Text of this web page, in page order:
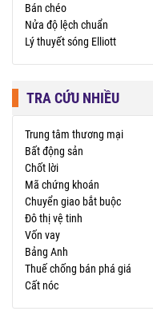
Bán chéo
Nửa độ lệch chuẩn
Lý thuyết sóng Elliott
TRA CỨU NHIỀU
Trung tâm thương mại
Bất động sản
Chốt lời
Mã chứng khoán
Chuyển giao bắt buộc
Đô thị vệ tinh
Vốn vay
Bảng Anh
Thuế chống bán phá giá
Cất nóc